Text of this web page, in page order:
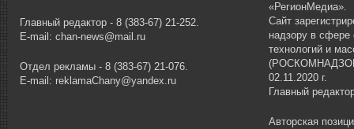
Главный редактор - 8 (383-67) 21-252.
E-mail: chan-news@mail.ru
Отдел рекламы - 8 (383-67) 21-076.
E-mail: reklamaChany@yandex.ru
«РегионМедиа».
Сайт
надзору в
технологий и
02.11.2020 г.
Главный
Авторская